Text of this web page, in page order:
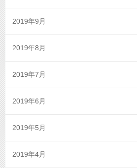
2019年9月
2019年8月
2019年7月
2019年6月
2019年5月
2019年4月